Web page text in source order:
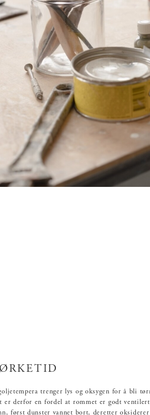
trenger lys og oksygen for å bli
er derfor en fordel at rommet er godt
først dunster vannet bort, deretter